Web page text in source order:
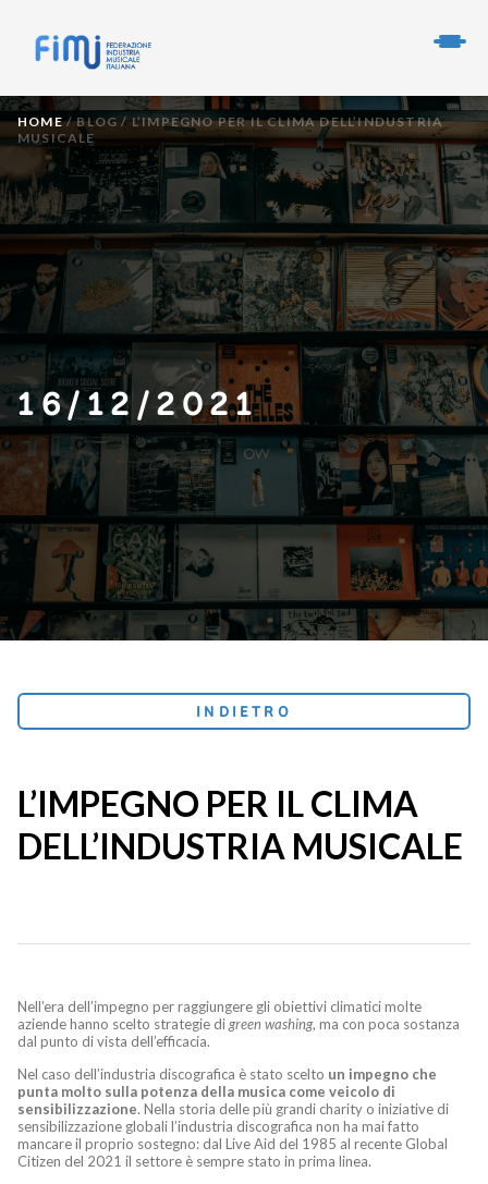
HOME/BLOG / L’IMPEGNO PER IL CLIMA DELL’INDUSTRIA
MUSICALE
16/12/2021
INDIETRO
L’IMPEGNO PER IL CLIMA
DELL’INDUSTRIA MUSICALE
Nell’era dell’impegno per raggiungere gli obiettivi climatici molte
aziende hanno scelto strategie digreen washing, ma con poca sostanza
dal punto di vista dell’efficacia.
Nel caso dell’industria discografica è stato scelto un impegno che
punta molto sulla potenza della musica come veicolo di
sensibilizzazione. Nella storia delle più grandi charity o iniziative di
sensibilizzazione globali l’industria discografica non ha mai fatto
mancare il proprio sostegno: dal Live Aid del 1985 al recente Global
Citizen del 2021 il settore è sempre stato in prima linea.